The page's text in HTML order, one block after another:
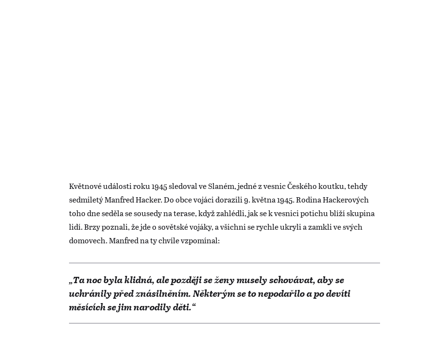
Květnové události roku 1945 sledoval ve Slaném, jedné z vesnic Českého koutku, tehdy
sedmiletý Manfred Hacker. Do obce vojáci dorazili 9. května 1945. Rodina Hackerových
toho dne seděla se sousedy na terase, když zahlédli, jak se k vesnici potichu blíží skupina
lidí. Brzy poznali, že jde o sovětské vojáky, a všichni se rychle ukryli a zamkli ve svých
domovech. Manfred na ty chvíle vzpomínal:
„Ta noc byla klidná, ale později se ženy musely schovávat, aby se
uchránily před znásilněním. Některým se to nepodařilo a po devíti
měsících se jim narodily děti.“